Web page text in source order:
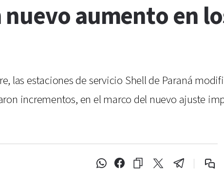
aumento en
las estaciones de servicio Shell de Paraná
incrementos, en el marco del nuevo ajuste